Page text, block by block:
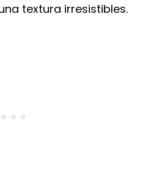
textura irresistibles.